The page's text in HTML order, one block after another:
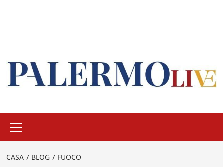
principale
CASA BLOG FUOCO